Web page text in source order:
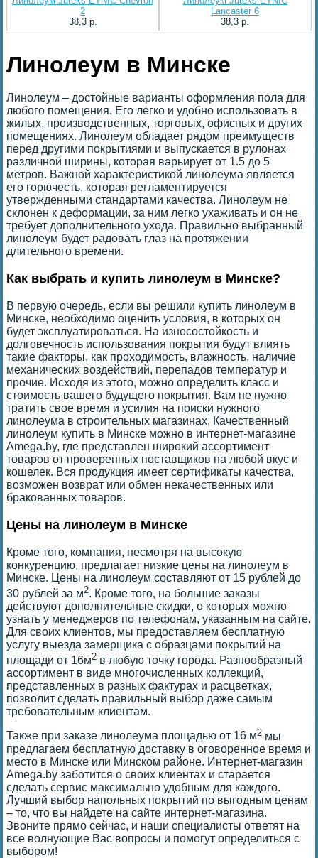
2
38,3 p.
Lancaster 6
38,3 p.
Линолеум в Минске
Линолеум – достойные варианты оформления пола для
любого помещения. Его легко и удобно использовать в
жилых, производственных, торговых, офисных и других
помещениях. Линолеум обладает рядом преимуществ
перед другими покрытиями и выпускается в рулонах
различной ширины, которая варьирует от 1.5 до 5
метров. Важной характеристикой линолеума является
его горючесть, которая регламентируется
утвержденными стандартами качества. Линолеум не
склонен к деформации, за ним легко ухаживать и он не
требует дополнительного ухода. Правильно выбранный
линолеум будет радовать глаз на протяжении
длительного времени.
Как выбрать и купить линолеум в Минске?
В первую очередь, если вы решили купить линолеум в
Минске, необходимо оценить условия, в которых он
будет эксплуатироваться. На износостойкость и
долговечность использования покрытия будут влиять
такие факторы, как проходимость, влажность, наличие
механических воздействий, перепадов температур и
прочие. Исходя из этого, можно определить класс и
стоимость вашего будущего покрытия. Вам не нужно
тратить свое время и усилия на поиски нужного
линолеума в строительных магазинах. Качественный
линолеум купить в Минске можно в интернет-магазине
Amega.by, где представлен широкий ассортимент
товаров от проверенных поставщиков на любой вкус и
кошелек. Вся продукция имеет сертификаты качества,
возможен возврат или обмен некачественных или
бракованных товаров.
Цены на линолеум в Минске
Кроме того, компания, несмотря на высокую
конкуренцию, предлагает низкие цены на линолеум в
Минске. Цены на линолеум составляют от 15 рублей до
30 рублей за м2. Кроме того, на большие заказы
действуют дополнительные скидки, о которых можно
узнать у менеджеров по телефонам, указанным на сайте.
Для своих клиентов, мы предоставляем бесплатную
услугу выезда замерщика с образцами покрытий на
площади от 16м2 в любую точку города. Разнообразный
ассортимент в виде многочисленных коллекций,
представленных в разных фактурах и расцветках,
позволит сделать правильный выбор даже самым
требовательным клиентам.
Также при заказе линолеума площадью от 16 м2 мы
предлагаем бесплатную доставку в оговоренное время и
место в Минске или Минском районе. Интернет-магазин
Amega.by заботится о своих клиентах и старается
сделать сервис максимально удобным для каждого.
Лучший выбор напольных покрытий по выгодным ценам
– то, что вы найдете на сайте интернет-магазина.
Звоните прямо сейчас, и наши специалисты ответят на
все волнующие Вас вопросы и помогут определиться с
выбором!